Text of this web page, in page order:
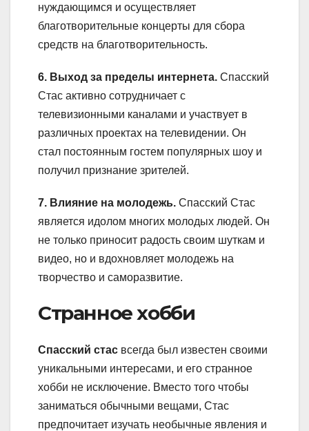
нуждающимся и осуществляет
благотворительные концерты для сбора
средств на благотворительность.
6. Выход за пределы интернета. Спасский
Стас активно сотрудничает с
телевизионными каналами и участвует в
различных проектах на телевидении. Он
стал постоянным гостем популярных шоу и
получил признание зрителей.
7. Влияние на молодежь. Спасский Стас
является идолом многих молодых людей. Он
не только приносит радость своим шуткам и
видео, но и вдохновляет молодежь на
творчество и саморазвитие.
Странное хобби
Спасский стас всегда был известен своими
уникальными интересами, и его странное
хобби не исключение. Вместо того чтобы
заниматься обычными вещами, Стас
предпочитает изучать необычные явления и